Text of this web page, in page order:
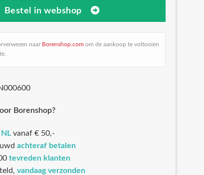
Bestel in webshop
naar Borenshop.com om de aankoop te voltooien
Borenshop?
vanaf € 50,-
achteraf betalen
tevreden klanten
vandaag verzonden